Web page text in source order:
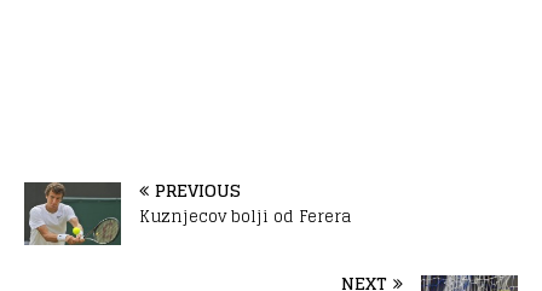
PREVIOUS
Kuznjecov bolji od Ferera
NEXT